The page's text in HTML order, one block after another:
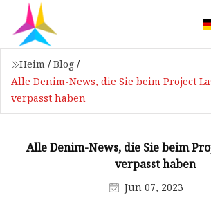
Heim / Blog /
Alle Denim-News, die Sie beim Project
verpasst haben
Alle Denim-News, die Sie beim
verpasst haben
Jun 07, 2023